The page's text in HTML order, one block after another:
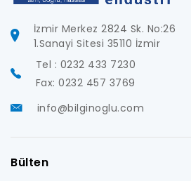
İzmir Merkez 2824 Sk. No:26
1.Sanayi Sitesi 35110 İzmir
Tel : 0232 433 7230
Fax: 0232 457 3769
info@bilginoglu.com
Bülten